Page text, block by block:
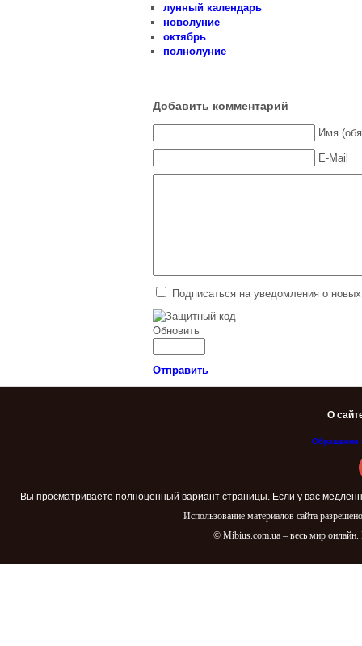
лунный календарь
новолуние
октябрь
полнолуние
Добавить комментарий
Имя
E-Mail
Подписаться на уведомления о
Обновить
Отправить
О
Обращение
Вы просматриваете полноценный вариант страницы. Если у вас
Использование материалов сайта
© Mibius.com.ua – весь мир онлайн.